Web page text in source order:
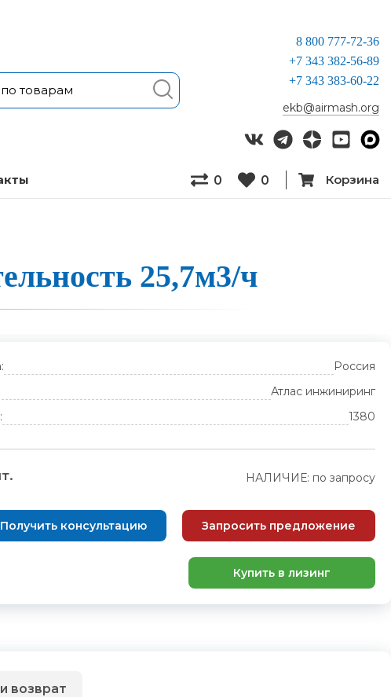
8 800 777-72-36
+7 343 382-56-89
+7 343 383-60-22
ekb@airmash.org
0 0 Корзина
25,7м3/ч
Россия
Атлас инжиниринг
1380
НАЛИЧИЕ: по запросу
Получить консультацию Запросить предложение
Купить в лизинг
возврат